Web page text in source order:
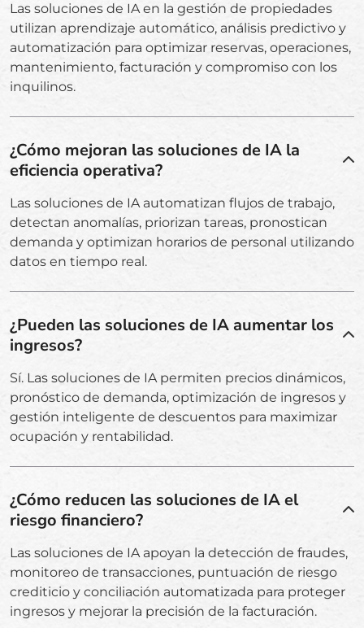
Las soluciones de IA en la gestión de propiedades
utilizan aprendizaje automático, análisis predictivo y
automatización para optimizar reservas, operaciones,
mantenimiento, facturación y compromiso con los
inquilinos.
¿Cómo mejoran las soluciones de IA la
eficiencia operativa?
Las soluciones de IA automatizan flujos de trabajo,
detectan anomalías, priorizan tareas, pronostican
demanda y optimizan horarios de personal utilizando
datos en tiempo real.
¿Pueden las soluciones de IA aumentar los
ingresos?
Sí. Las soluciones de IA permiten precios dinámicos,
pronóstico de demanda, optimización de ingresos y
gestión inteligente de descuentos para maximizar
ocupación y rentabilidad.
¿Cómo reducen las soluciones de IA el
riesgo financiero?
Las soluciones de IA apoyan la detección de fraudes,
monitoreo de transacciones, puntuación de riesgo
crediticio y conciliación automatizada para proteger
ingresos y mejorar la precisión de la facturación.